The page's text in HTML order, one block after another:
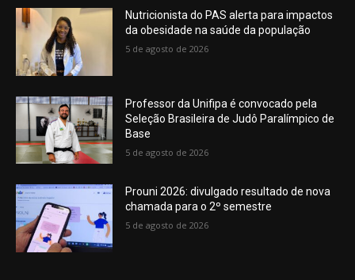
Nutricionista do PAS alerta para impactos
da obesidade na saúde da população
5 de agosto de 2026
Professor da Unifipa é convocado pela
Seleção Brasileira de Judô Paralímpico de
Base
5 de agosto de 2026
Prouni 2026: divulgado resultado de nova
chamada para o 2º semestre
5 de agosto de 2026